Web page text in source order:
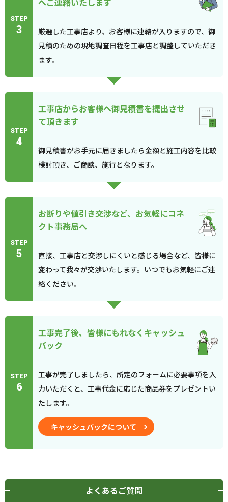
STEP
3
厳選した工事店より、お客様に連絡が入りますので、御
見積のための現地調査日程を工事店と調整していただき
ます。
STEP
4
工事店からお客様へ御見積書を提出させ
て頂きます
御見積書がお手元に届きましたら金額と施工内容を比較
検討頂き、ご商談、施行となります。
STEP
5
お断りや値引き交渉など、お気軽にコネ
クト事務局へ
直接、工事店と交渉しにくいと感じる場合など、皆様に
変わって我々が交渉いたします。いつでもお気軽にご連
絡ください。
STEP
6
工事完了後、皆様にもれなくキャッシュ
バック
工事が完了しましたら、所定のフォームに必要事項を入
力いただくと、工事代金に応じた商品券をプレゼントい
たします。
キャッシュバックについて
よくあるご質問